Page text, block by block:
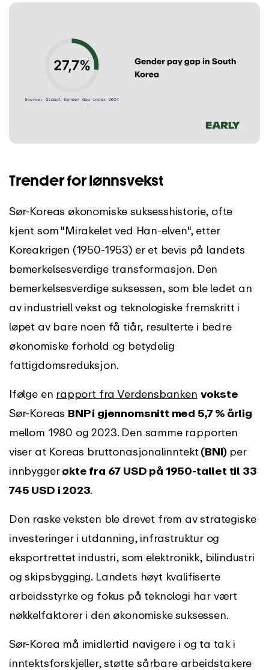
Trender for lønnsvekst
Sør-Koreas økonomiske suksesshistorie, ofte
kjent som "Mirakelet ved Han-elven", etter
Koreakrigen (1950-1953) er et bevis på landets
bemerkelsesverdige transformasjon. Den
bemerkelsesverdige suksessen, som ble ledet an
av industriell vekst og teknologiske fremskritt i
løpet av bare noen få tiår, resulterte i bedre
økonomiske forhold og betydelig
fattigdomsreduksjon.
Ifølge en rapport fra Verdensbanken vokste
Sør-Koreas BNP i gjennomsnitt med 5,7 % årlig
mellom 1980 og 2023. Den samme rapporten
viser at Koreas bruttonasjonalinntekt (BNI) per
innbyggerøkte fra 67 USD på 1950-tallet til 33
745 USD i 2023.
Den raske veksten ble drevet frem av strategiske
investeringer i utdanning, infrastruktur og
eksportrettet industri, som elektronikk, bilindustri
og skipsbygging. Landets høyt kvalifiserte
arbeidsstyrke og fokus på teknologi har vært
nøkkelfaktorer i den økonomiske suksessen.
Sør-Korea må imidlertid navigere i og ta tak i
inntektsforskjeller, støtte sårbare arbeidstakere